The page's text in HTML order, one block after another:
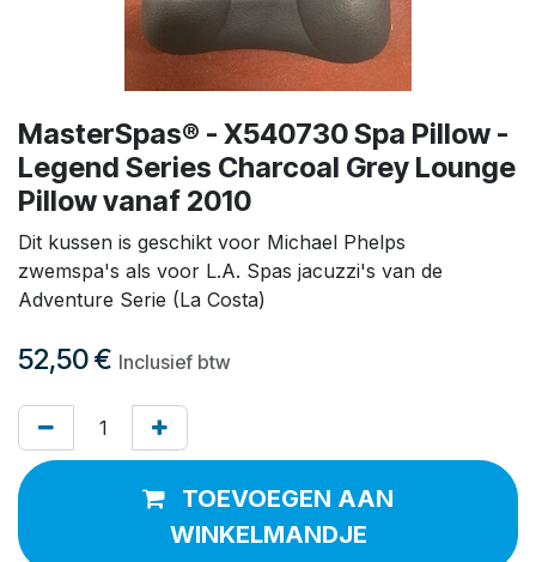
MasterSpas® - X540730 Spa Pillow -
Legend Series Charcoal Grey Lounge
Pillow vanaf 2010
Dit kussen is geschikt voor Michael Phelps
zwemspa's als voor L.A. Spas jacuzzi's van de
Adventure Serie (La Costa)
52,50€ Inclusief btw
TOEVOEGEN AAN
WINKELMANDJE